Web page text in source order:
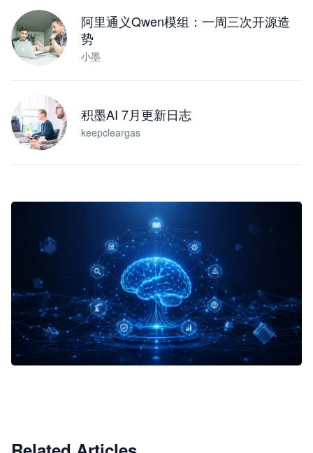
阿里通义Qwen模组：一周三次开源造
势
小墨
积墨AI 7月更新日志
keepcleargas